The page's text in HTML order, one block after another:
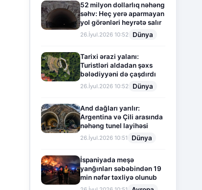
52 milyon dollarlıq nəhəng
səhv: Heç yerə aparmayan
yol görənləri heyrətə salır
26.İyul.2026 10:52 Dünya
Tarixi ərazi yalanı:
Turistləri aldadan şəxs
bələdiyyəni də çaşdırdı
26.İyul.2026 10:52 Dünya
And dağları yarılır:
Argentina və Çili arasında
nəhəng tunel layihəsi
26.İyul.2026 10:51 Dünya
İspaniyada meşə
yanğınları səbəbindən 19
min nəfər təxliyə olunub